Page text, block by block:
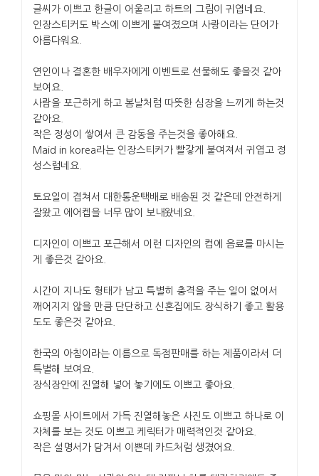
글씨가 이쁘고 한글이 어울리고 하트의 그림이 귀엽네요.
인장스티커도 박스에 이쁘게 붙여졌으며 사랑이라는 단어가
아름다워요.
연인이나 결혼한 배우자에게 이벤트로 선물해도 좋을것 같아
보여요.
사람을 포근하게 하고 봄날처럼 따뜻한 심장을 느끼게 하는것
같아요.
작은 정성이 쌓여서 큰 감동을 주는것을 좋아해요.
Maid in korea라는 인장스티커가 빨갛게 붙여져서 귀엽고 정
성스럽네요.
토요일이 겹쳐서 대한통운택배로 배송된 것 같은데 안전하게
잘왔고 에어켑을 너무 많이 보내왔네요.
디자인이 이쁘고 포근해서 이런 디자인의 컵에 음료를 마시는
게 좋은것 같아요.
시간이 지나도 형태가 남고 특별히 충격을 주는 일이 없어서
깨어지지 않을 만큼 단단하고 신혼집에도 장식하기 좋고 활용
도도 좋은것 같아요.
한국의 아침이라는 이름으로 독점판매를 하는 제품이라서 더
특별해 보여요.
장식장안에 진열해 넣어 놓기에도 이쁘고 좋아요.
쇼핑몰 사이트에서 가득 진열해놓은 사진도 이쁘고 하나로 이
자체를 보는 것도 이쁘고 케릭터가 매력적인것 같아요.
작은 설명서가 담겨서 이쁜데 카드처럼 생겼어요.